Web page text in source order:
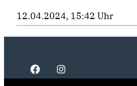
12.04.2024, 15:42 Uhr